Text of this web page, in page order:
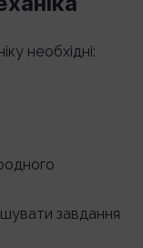
необхідні:
завдання